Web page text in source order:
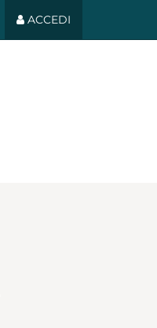
ACCEDI